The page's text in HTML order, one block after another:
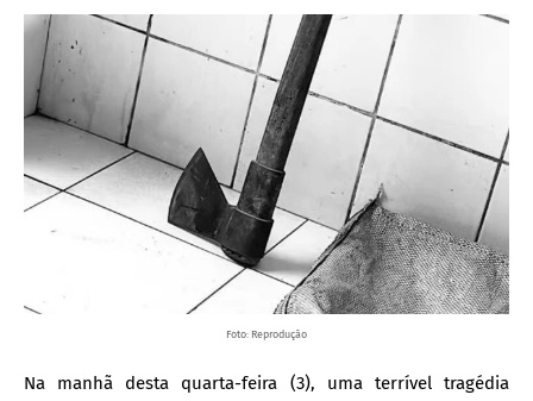
Foto: Reprodução
Na manhã desta quarta-feira (3), uma terrível tragédia